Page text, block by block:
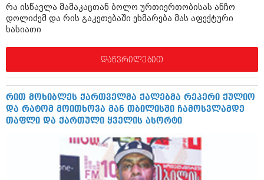
ამბები
საზოგადოება
მოდი, ვილაპარაკოთ
მოდა + დიზაინი
რელიგია
მედიცინა
კადრს მიღმა
რელიგია
კადრს მიღმა
კულინარია
ბელადები
ბიზნესსიახლეები
რა ისწავლა მამაკაცთან ბოლო ურთიერთობისას ანჩო
დოლიძემ და რის გაკეთებაში ეხმარება მას აფექტური
ხასიათი
დაწვრილებით
რით მოხიბლეს ქართველმა ქალებმა რეპერი ქულიო
და რატომ მოითხოვა მან თბილისში ჩამოსვლამდე
თაფლი და ქართული ყველის ასორტი